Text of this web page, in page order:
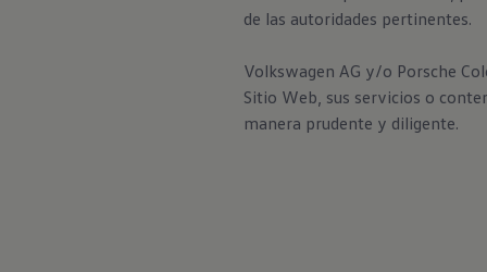
de las autoridades pertinentes.
Volkswagen AG y/o Porsche
Sitio Web, sus servicios o
manera prudente y diligente.